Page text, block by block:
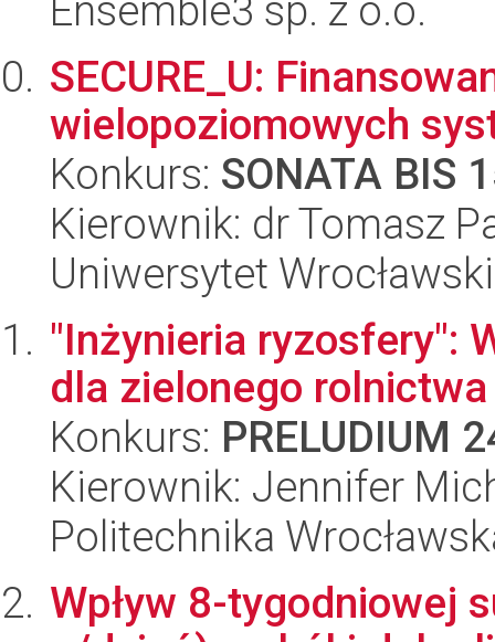
Ensemble3 sp. z o.o.
SECURE_U:
wielopoziomowych
Konkurs: SONATA BIS
Kierownik: dr Tomasz
Uniwersytet Wrocławski
"Inżynieria ryzosfery":
dla zielonego rolnictwa
Konkurs: PRELUDIUM
Kierownik: Jennifer
Politechnika
Wpływ 8-tygodniowej